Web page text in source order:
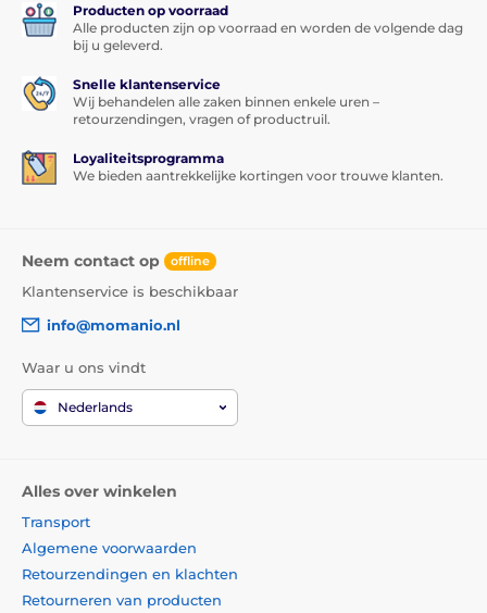
Producten op voorraad
Alle producten zijn op voorraad en worden de volgende dag
bij u geleverd.
Snelle klantenservice
Wij behandelen alle zaken binnen enkele uren –
retourzendingen, vragen of productruil.
Loyaliteitsprogramma
We bieden aantrekkelijke kortingen voor trouwe klanten.
Neem contact op offline
Klantenservice is beschikbaar
info@momanio.nl
Waar u ons vindt
Nederlands
Alles over winkelen
Transport
Algemene voorwaarden
Retourzendingen en klachten
Retourneren van producten